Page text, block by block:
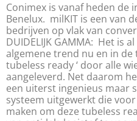
Conimex is vanaf heden de
Benelux. milKIT is een van
bedrijven op vlak van
DUIDELIJK GAMMA: Het is
algemene trend nu en in de
tubeless ready ‘ door alle
aangeleverd. Net daarom
een uiterst ingenieus maar
systeem uitgewerkt die
maken om deze tubeless